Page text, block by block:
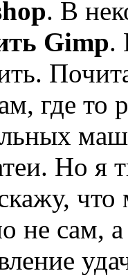
. В
Gimp.
где то
Но я
не сам,